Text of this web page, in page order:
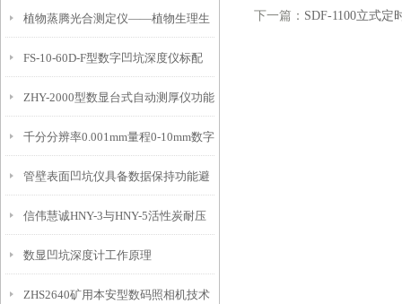
便携式检测工具
植物蒸腾光合测定仪——植物生理生
态的实时监测设备
FS-10-60D-F型数字凹坑深度仪标配
IP54级表头分辨率0.01mm量程
10mm！
ZHY-2000型数显台式自动测厚仪功能
特点
千分分辨率0.001mm量程0-10mm数字
埋头度仪技术参数！
管壁表面凹坑仪具备数据保持功能避
免测试过程中测针移动导致数据变动
信伟慧诚HNY-3与HNY-5活性炭耐压
强度测定仪技术参数！
数显凹坑深度计工作原理
ZHS2640矿用本安型数码照相机技术
下一篇： SDF-1100立式定